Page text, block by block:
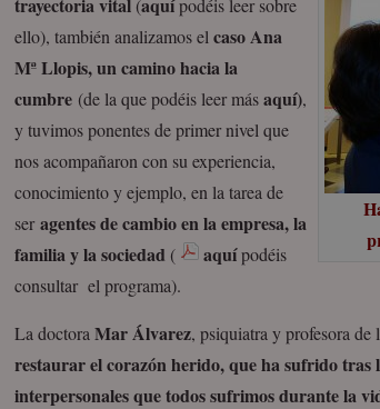
(
podéis leer sobre
ello), también analizamos el caso Ana
Mª Llopis, un camino hacia la
cumbre (de la que podéis leer másaquí),
y tuvimos ponentes de primer nivel que
nos acompañaron con su experiencia,
conocimiento y ejemplo, en la tarea de
ser agentes de cambio en la empresa, la
familia y la sociedad ( aquípodéis
consultar el programa).
La doctora Mar Álvarez, psiquiatra y profesora
restaurar el corazón herido, que ha sufrido tras
interpersonales que todos sufrimos durante la